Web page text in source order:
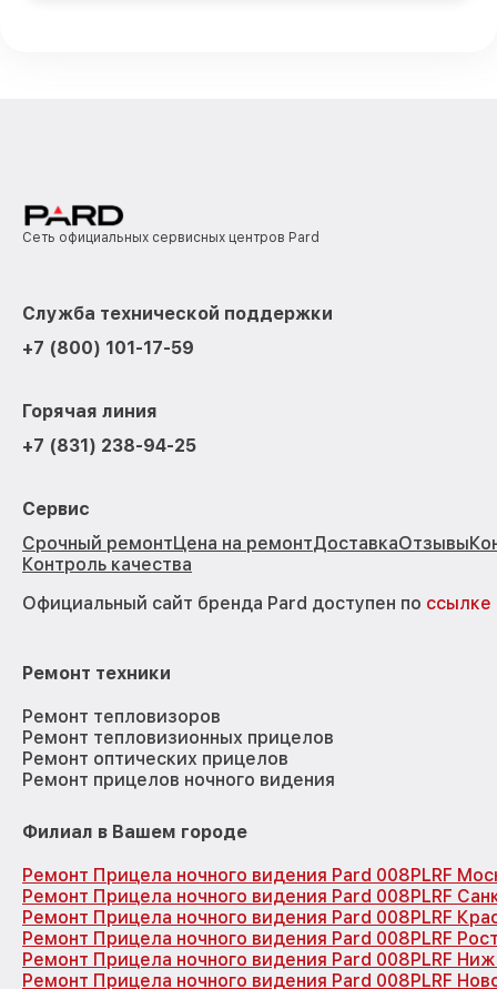
Сеть официальных сервисных центров Pard
Служба технической поддержки
+7 (800) 101-17-59
Горячая линия
+7 (831) 238-94-25
Сервис
Срочный ремонтЦена на ремонтДоставкаОтзывы
Контроль качества
Официальный сайт бренда Pard доступен по ссылке
Ремонт техники
Ремонт тепловизоров
Ремонт тепловизионных прицелов
Ремонт оптических прицелов
Ремонт прицелов ночного видения
Филиал в Вашем городе
Ремонт Прицела ночного видения Pard 008PLRF
Ремонт Прицела ночного видения Pard 008PLRF
Ремонт Прицела ночного видения Pard 008PLRF
Ремонт Прицела ночного видения Pard 008PLRF
Ремонт Прицела ночного видения Pard 008PLRF
Ремонт Прицела ночного видения Pard 008PLRF